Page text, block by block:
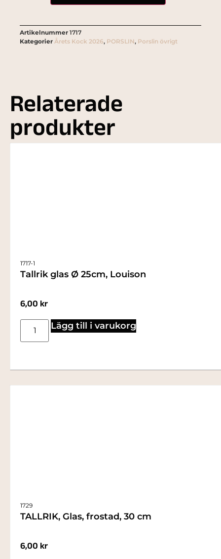
Artikelnummer 1717
Kategorier Årets Kock 2026, PORSLIN, Porslin övrigt
Relaterade
produkter
1717-1
Tallrik glas Ø 25cm, Louison
6,00 kr
Lägg till i varukorg
1729
TALLRIK, Glas, frostad, 30 cm
6,00 kr